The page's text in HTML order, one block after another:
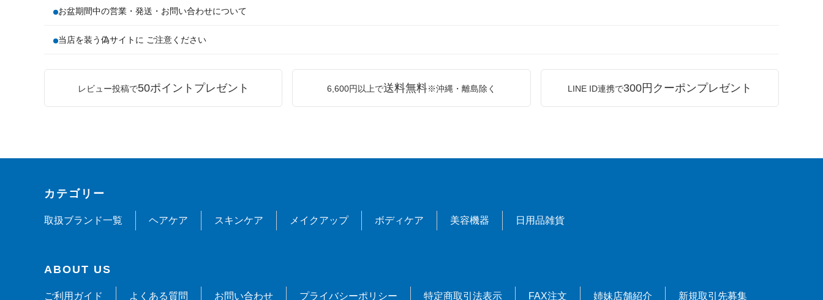
お盆期間中の営業・発送・お問い合わせについて
当店を装う偽サイトに ご注意ください
レビュー投稿で50ポイントプレゼント 6,600円以上で送料無料※沖縄・離島除く LINE ID連携で300円クーポンプレゼント
カテゴリー
取扱ブランド一覧 ヘアケア スキンケア メイクアップ ボディケア 美容機器 日用品雑貨
ABOUT US
ご利用ガイド よくある質問 お問い合わせ プライバシーポリシー 特定商取引法表示 FAX注文 姉妹店舗紹介 新規取引先募集